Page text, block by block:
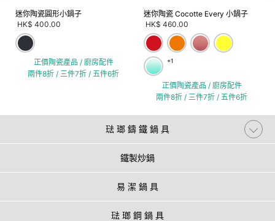
迷你陶瓷圓形小鍋子
HK$ 400.00
正價陶瓷產品 / 廚房配件
兩件8折 / 三件7折 / 五件6折
迷你陶瓷 Cocotte Every 小鍋子
HK$ 460.00
+1
正價陶瓷產品 / 廚房配件
兩件8折 / 三件7折 / 五件6折
琺 瑯 鑄 鐵 鍋 具
鐵製炒鍋
易 潔 鍋 具
琺 瑯 鋼 鍋 具